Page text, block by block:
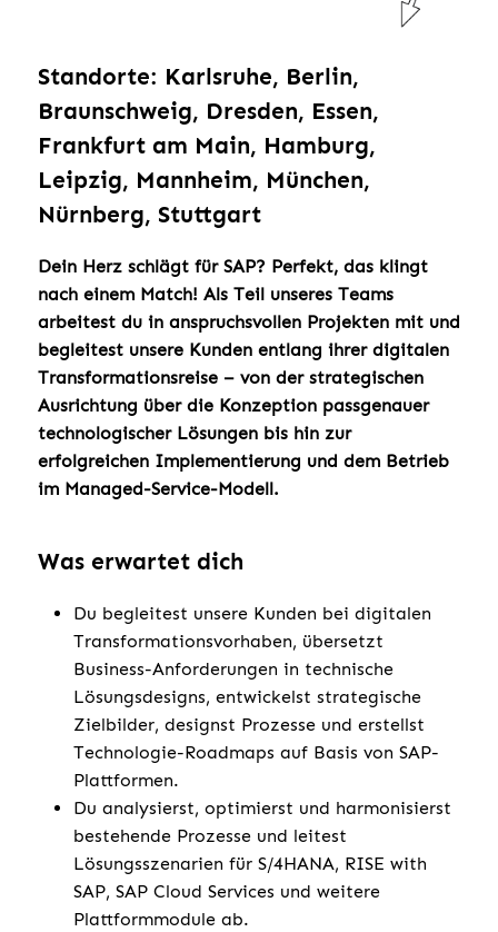
Standorte: Karlsruhe, Berlin,
Braunschweig, Dresden, Essen,
Frankfurt am Main, Hamburg,
Leipzig, Mannheim, München,
Nürnberg, Stuttgart
Dein Herz schlägt für SAP? Perfekt, das klingt
nach einem Match! Als Teil unseres Teams
arbeitest du in anspruchsvollen Projekten mit und
begleitest unsere Kunden entlang ihrer digitalen
Transformationsreise – von der strategischen
Ausrichtung über die Konzeption passgenauer
technologischer Lösungen bis hin zur
erfolgreichen Implementierung und dem Betrieb
im Managed-Service-Modell.
Was erwartet dich
Du begleitest unsere Kunden bei digitalen
Transformationsvorhaben, übersetzt
Business-Anforderungen in technische
Lösungsdesigns, entwickelst strategische
Zielbilder, designst Prozesse und erstellst
Technologie-Roadmaps auf Basis von SAP-
Plattformen.
Du analysierst, optimierst und harmonisierst
bestehende Prozesse und leitest
Lösungsszenarien für S/4HANA, RISE with
SAP, SAP Cloud Services und weitere
Plattformmodule ab.